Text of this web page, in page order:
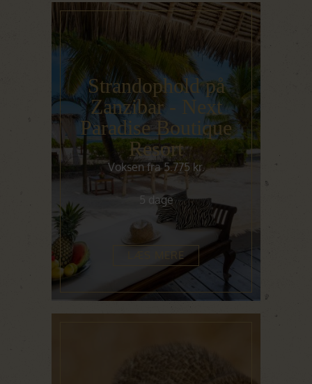
Strandophold på
Zanzibar - Next
Paradise Boutique
Resort
Voksen fra 5.775 kr.
5 dage
LÆS MERE